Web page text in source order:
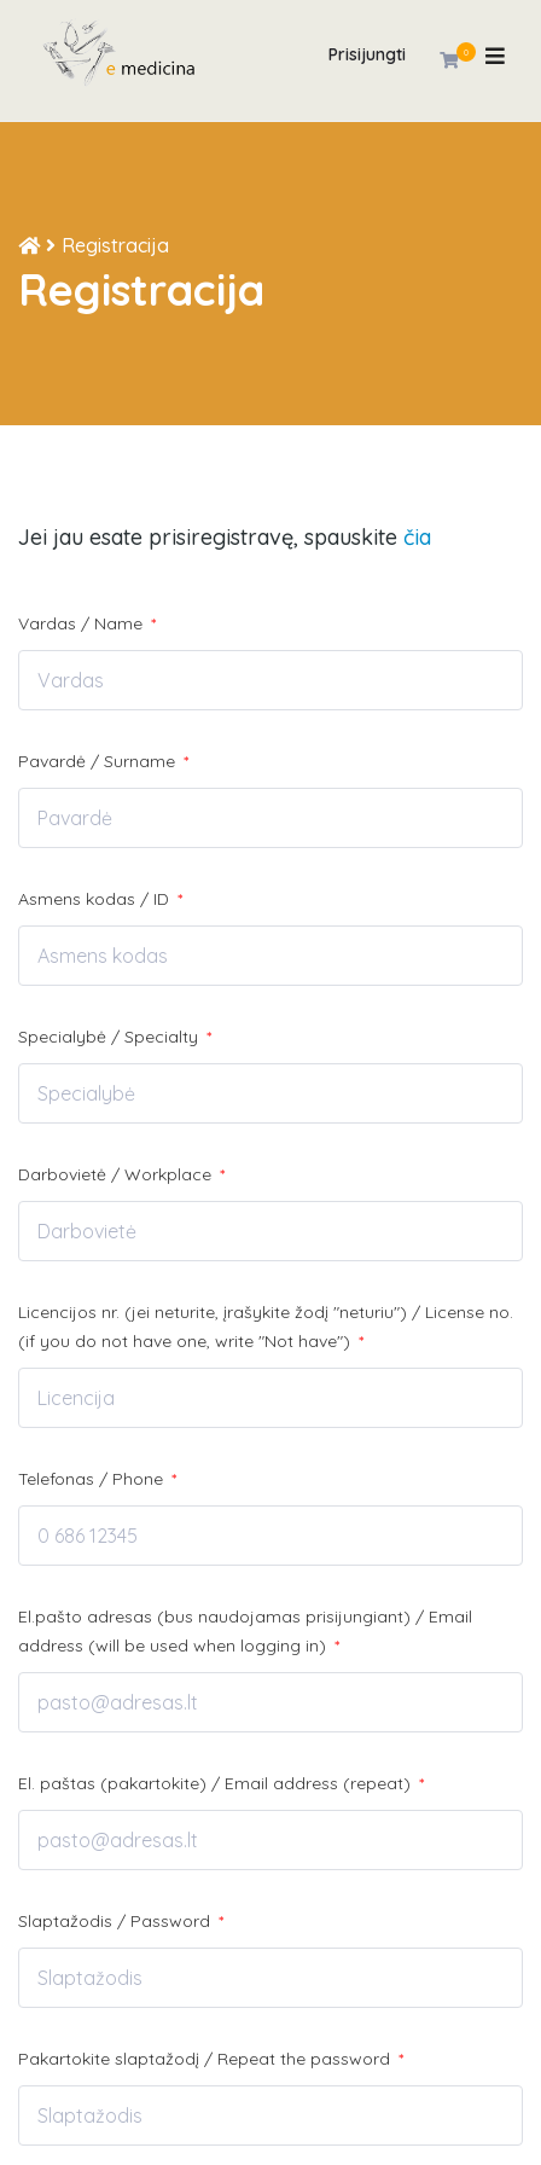
0
Prisijungti
Registracija
Registracija
Jei jau esate prisiregistravę, spauskite čia
Vardas / Name *
Pavardė / Surname *
Asmens kodas / ID *
Specialybė / Specialty *
Darbovietė / Workplace *
Licencijos nr. (jei neturite, įrašykite žodį "neturiu") / License no.
(if you do not have one, write "Not have") *
Telefonas / Phone *
El.pašto adresas (bus naudojamas prisijungiant) / Email
address (will be used when logging in) *
El. paštas (pakartokite) / Email address (repeat) *
Slaptažodis / Password *
Pakartokite slaptažodį / Repeat the password *